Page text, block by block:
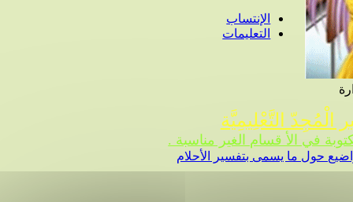
الإنتساب
التعليمات
التَّعْلِيمِيَّة
في الأ قسام الغير مناسبة .
حول ما يسمى بتفسير الأحلام